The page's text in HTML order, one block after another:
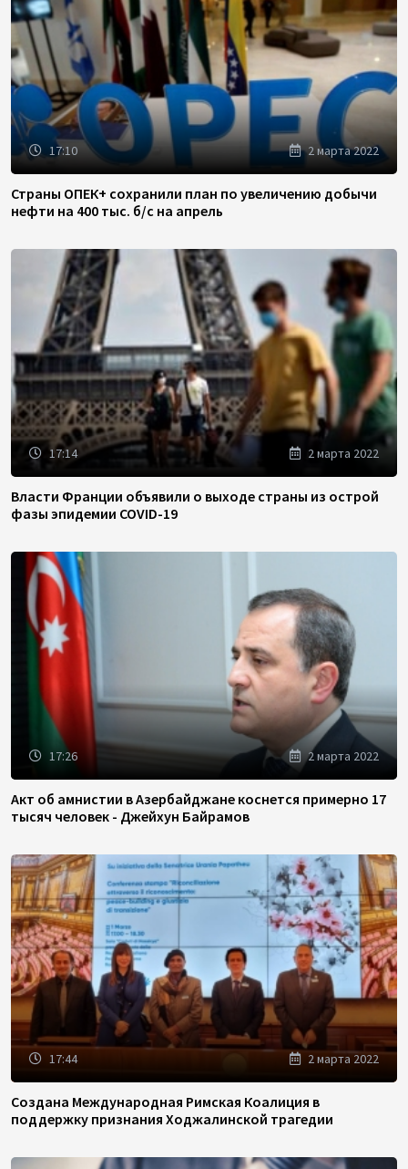
17:10 2 марта 2022
Страны ОПЕК+ сохранили план по увеличению добычи
нефти на 400 тыс. б/с на апрель
17:14 2 марта 2022
Власти Франции объявили о выходе страны из острой
фазы эпидемии COVID-19
17:26 2 марта 2022
Акт об амнистии в Азербайджане коснется примерно 17
тысяч человек - Джейхун Байрамов
17:44 2 марта 2022
Создана Международная Римская Коалиция в
поддержку признания Ходжалинской трагедии